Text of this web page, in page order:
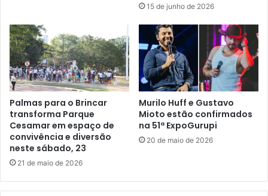
15 de junho de 2026
Palmas para o Brincar
transforma Parque
Cesamar em espaço de
convivência e diversão
neste sábado, 23
21 de maio de 2026
Murilo Huff e Gustavo
Mioto estão confirmados
na 51ª ExpoGurupi
20 de maio de 2026